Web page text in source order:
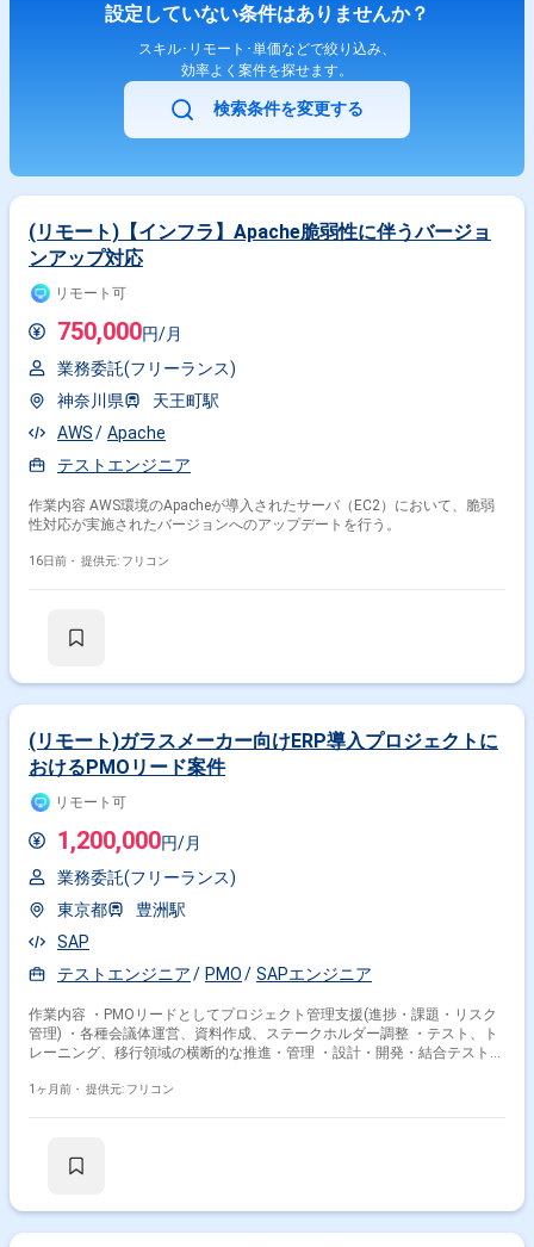
設定していない条件はありませんか？
スキル･リモート･単価などで絞り込み、
効率よく案件を探せます。
検索条件を変更する
(リモート)【インフラ】Apache脆弱性に伴うバージョ
ンアップ対応
リモート可
750,000円/月
業務委託(フリーランス)
神奈川県
天王町駅
AWS
Apache
テストエンジニア
作業内容 AWS環境のApacheが導入されたサーバ（EC2）において、脆弱
性対応が実施されたバージョンへのアップデートを行う。
16日前・ 提供元: フリコン
(リモート)ガラスメーカー向けERP導入プロジェクトに
おけるPMOリード案件
リモート可
1,200,000円/月
業務委託(フリーランス)
東京都
豊洲駅
SAP
テストエンジニア
PMO SAPエンジニア
作業内容 ・PMOリードとしてプロジェクト管理支援(進捗・課題・リスク
管理) ・各種会議体運営、資料作成、ステークホルダー調整 ・テスト、ト
レーニング、移行領域の横断的な推進・管理 ・設計・開発・結合テストフ
ミュニケーション、品質管理
1ヶ月前・ 提供元: フリコン